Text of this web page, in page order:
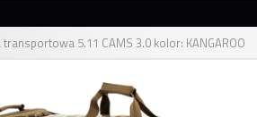
5.11 CAMS 3.0 kolor: KANGAROO